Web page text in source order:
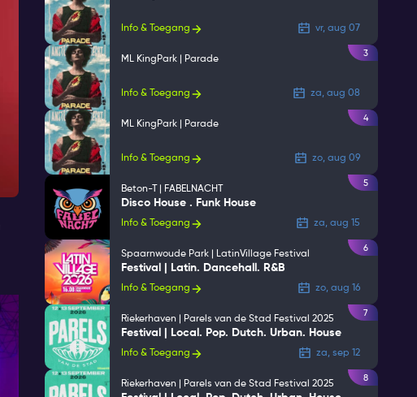
Info & Toegang vr, aug 07
ML KingPark | Parade
Info & Toegang za, aug 08
3
ML KingPark | Parade
Info & Toegang zo, aug 09
4
Beton-T | FABELNACHT
Disco House . Funk House
Info & Toegang za, aug 15
5
Spaarnwoude Park | LatinVillage Festival
Festival | Latin. Dancehall. R&B
Info & Toegang zo, aug 16
6
Riekerhaven | Parels van de Stad Festival 2025
Festival | Local. Pop. Dutch. Urban. House
Info & Toegang za, sep 12
7
Riekerhaven | Parels van de Stad Festival 2025
8